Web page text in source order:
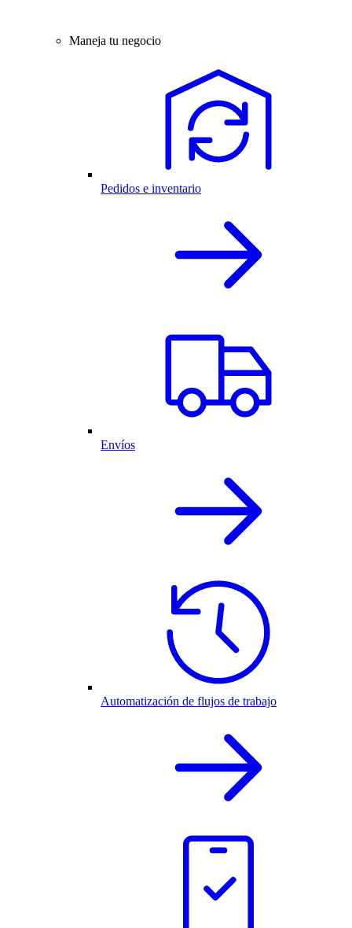
Maneja tu negocio
Pedidos e inventario
Envíos
Automatización de flujos de trabajo